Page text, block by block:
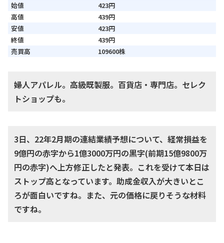
始値
423円
高値
439円
安値
423円
終値
439円
売買高
109600株
婦人アパレル。高級既製服。百貨店・専門店。セレク
トショップも。
3日、22年2月期の連結業績予想について、経常損益を
9億円の赤字から1億3000万円の黒字(前期15億9800万
円の赤字)へ上方修正したと発表。これを受けて本日は
ストップ高となっています。助成金収入が大きいとこ
ろが面白いですね。また、元の価格に戻りそうな材料
ですね。